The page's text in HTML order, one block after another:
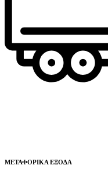
ΜΕΤΑΦΟΡΙΚΑ ΕΞΟΔΑ